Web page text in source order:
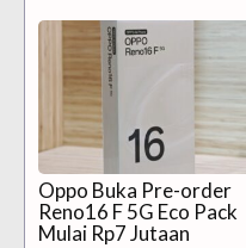
Oppo Buka Pre-order
Reno16 F 5G Eco Pack
Mulai Rp7 Jutaan